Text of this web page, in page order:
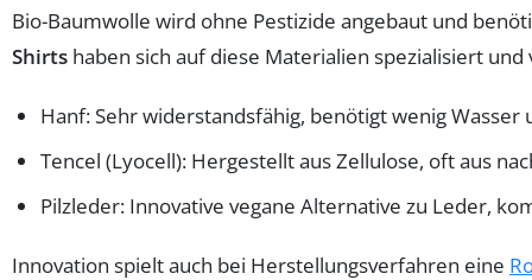
Bio-Baumwolle wird ohne Pestizide angebaut und
Shirts haben sich auf diese Materialien spezialisiert
Hanf: Sehr widerstandsfähig, benötigt wenig Wasser
Tencel (Lyocell): Hergestellt aus Zellulose, oft aus
Pilzleder: Innovative vegane Alternative zu Leder,
Innovation spielt auch bei Herstellungsverfahren eine